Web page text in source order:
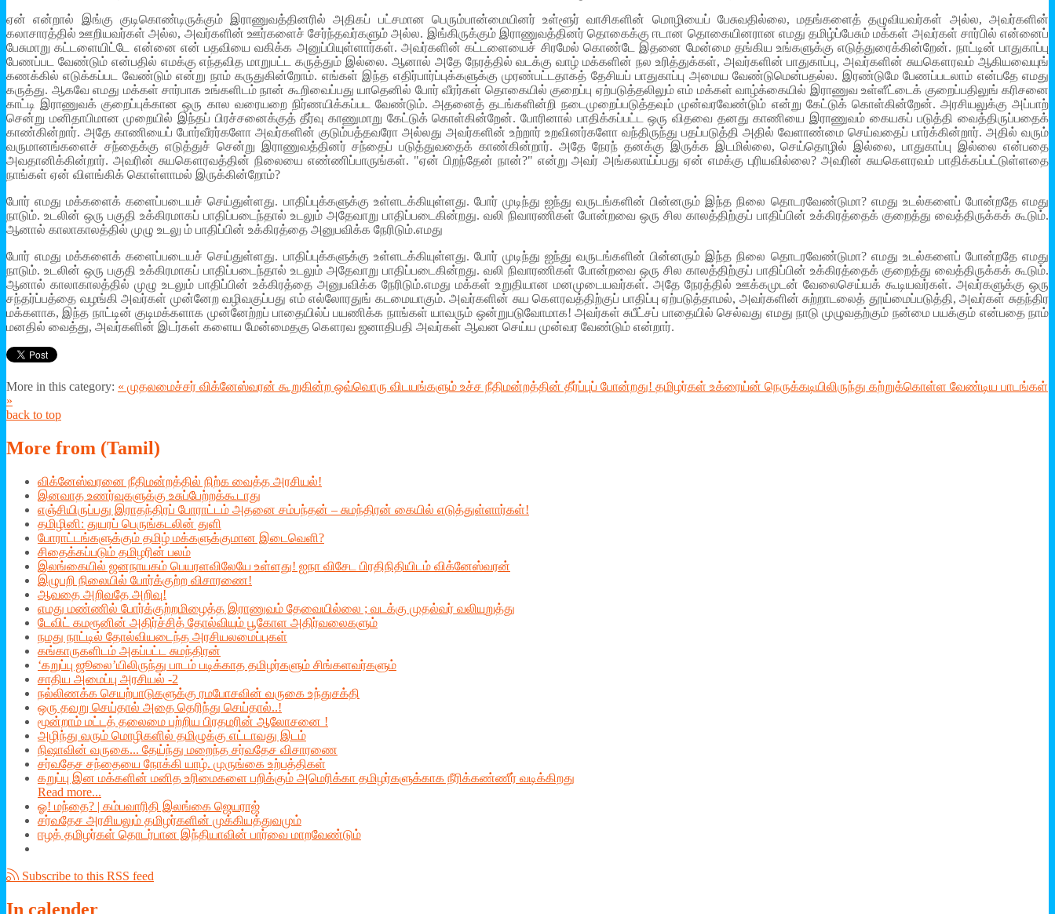
ஏன் என்றால் இங்கு குடிகொண்டிருக்கும் இராணுவத்தினரில் அதிகப் பட்சமான பெரும்பான்மையினர் உள்ளூர் வாசிகளின் மொழியைப் பேசுவதில்லை, மதங்களைத் தழுவியவர்கள் அல்ல, அவர்களின்
கலாசாரத்தில் ஊறியவர்கள் அல்ல, அவர்களின் ஊர்களைச் சேர்ந்தவர்களும் அல்ல. இங்கிருக்கும் இராணுவத்தினர் தொகைக்கு ஈடான தொகையினரான எமது தமிழ்ப்பேசும் மக்கள் அவர்கள் சார்பில் என்னைப்
பேசுமாறு கட்டளையிட்டே என்னை என் பதவியை வகிக்க அனுப்பியுள்ளார்கள். அவர்களின் கட்டளையைச் சிரமேல் கொண்டே இதனை மேன்மை தங்கிய உங்களுக்கு எடுத்துரைக்கின்றேன். நாட்டின் பாதுகாப்பு
பேணப்பட வேண்டும் என்பதில் எமக்கு எந்தவித மாறுபட்ட கருத்தும் இல்லை. ஆனால் அதே நேரத்தில் வடக்கு வாழ் மக்களின் நல உரித்துக்கள், அவர்களின் பாதுகாப்பு, அவர்களின் சுயகௌரவம் ஆகியவையுங்
கணக்கில் எடுக்கப்பட வேண்டும் என்று நாம் கருதுகின்றோம். எங்கள் இந்த எதிர்பார்ப்புக்களுக்கு முரண்பட்டதாகத் தேசியப் பாதுகாப்பு அமைய வேண்டுமென்பதல்ல. இரண்டுமே பேணப்படலாம் என்பதே எமது
கருத்து. ஆகவே எமது மக்கள் சார்பாக உங்களிடம் நான் கூறிவைப்பது யாதெனில் போர் வீரர்கள் தொகையில் குறைப்பு ஏற்படுத்தலிலும் எம் மக்கள் வாழ்க்கையில் இராணுவ உள்ளீட்டைக் குறைப்பதிலுங் கரிசனை
காட்டி இராணுவக் குறைப்புக்கான ஒரு கால வரையறை நிர்ணயிக்கப்பட வேண்டும். அதனைத் தடங்களின்றி நடைமுறைப்படுத்தவும் முன்வரவேண்டும் என்று கேட்டுக் கொள்கின்றேன். அரசியலுக்கு அப்பாற்
சென்று மனிதாபிமான முறையில் இந்தப் பிரச்சனைக்குத் தீர்வு காணுமாறு கேட்டுக் கொள்கின்றேன். போரினால் பாதிக்கப்பட்ட ஒரு விதவை தனது காணியை இராணுவம் கையகப் படுத்தி வைத்திருப்பதைக்
காண்கின்றார். அதே காணியைப் போர்வீரர்களோ அவர்களின் குடும்பத்தவரோ அல்லது அவர்களின் உற்றார் உறவினர்களோ வந்திருந்து பதப்படுத்தி அதில் வேளாண்மை செய்வதைப் பார்க்கின்றார். அதில் வரும்
வருமானங்களைச் சந்தைக்கு எடுத்துச் சென்று இராணுவத்தினர் சந்தைப் படுத்துவதைக் காண்கின்றார். அதே நேரந் தனக்கு இருக்க இடமில்லை, செய்தொழில் இல்லை, பாதுகாப்பு இல்லை என்பதை
அவதானிக்கின்றார். அவரின் சுயகௌரவத்தின் நிலையை எண்ணிப்பாருங்கள். "ஏன் பிறந்தேன் நான்?" என்று அவர் அங்கலாய்ப்பது ஏன் எமக்கு புரியவில்லை? அவரின் சுயகௌரவம் பாதிக்கப்பட்டுள்ளதை
நாங்கள் ஏன் விளங்கிக் கொள்ளாமல் இருக்கின்றோம்?
போர் எமது மக்களைக் களைப்படையச் செய்துள்ளது. பாதிப்புக்களுக்கு உள்ளடக்கியுள்ளது. போர் முடிந்து ஐந்து வருடங்களின் பின்னரும் இந்த நிலை தொடரவேண்டுமா? எமது உடல்களைப் போன்றதே எமது
நாடும். உடலின் ஒரு பகுதி உக்கிரமாகப் பாதிப்படைந்தால் உடலும் அதேவாறு பாதிப்படைகின்றது. வலி நிவாரணிகள் போன்றவை ஒரு சில காலத்திற்குப் பாதிப்பின் உக்கிரத்தைக் குறைத்து வைத்திருக்கக் கூடும்.
ஆனால் காலாகாலத்தில் முழு உடலு ம் பாதிப்பின் உக்கிரத்தை அனுபவிக்க நேரிடும்.எமது
போர் எமது மக்களைக் களைப்படையச் செய்துள்ளது. பாதிப்புக்களுக்கு உள்ளடக்கியுள்ளது. போர் முடிந்து ஐந்து வருடங்களின் பின்னரும் இந்த நிலை தொடரவேண்டுமா? எமது உடல்களைப் போன்றதே எமது
நாடும். உடலின் ஒரு பகுதி உக்கிரமாகப் பாதிப்படைந்தால் உடலும் அதேவாறு பாதிப்படைகின்றது. வலி நிவாரணிகள் போன்றவை ஒரு சில காலத்திற்குப் பாதிப்பின் உக்கிரத்தைக் குறைத்து வைத்திருக்கக் கூடும்.
ஆனால் காலாகாலத்தில் முழு உடலும் பாதிப்பின் உக்கிரத்தை அனுபவிக்க நேரிடும்.எமது மக்கள் உறுதியான மனமுடையவர்கள். அதே நேரத்தில் ஊக்கமுடன் வேலைசெய்யக் கூடியவர்கள். அவர்களுக்கு ஒரு
சந்தர்ப்பத்தை வழங்கி அவர்கள் முன்னேற வழிவகுப்பது எம் எல்லோரதுங் கடமையாகும். அவர்களின் சுய கௌரவத்திற்குப் பாதிப்பு ஏற்படுத்தாமல், அவர்களின் சுற்றாடலைத் தூய்மைப்படுத்தி, அவர்கள் சுதந்திர
மக்களாக, இந்த நாட்டின் குடிமக்களாக முன்னேற்றப் பாதையில்ப் பயணிக்க நாங்கள் யாவரும் ஒன்றுபடுவோமாக! அவர்கள் சுபீட்சப் பாதையில் செல்வது எமது நாடு முழுவதற்கும் நன்மை பயக்கும் என்பதை நாம்
மனதில் வைத்து, அவர்களின் இடர்கள் களைய மேன்மைதகு கௌரவ ஜனாதிபதி அவர்கள் ஆவன செய்ய முன்வர வேண்டும் என்றார்.
More in this category: « முதலமைச்சர் விக்னேஸ்வரன் கூறுகின்ற ஒவ்வொரு விடயங்களும் உச்ச நீதிமன்றத்தின் தீர்ப்புப் போன்றது! தமிழர்கள் உக்ரைய்ன் நெருக்கடியிலிருந்து கற்றுக்கொள்ள வேண்டிய பாடங்கள்
»
back to top
More from (Tamil)
விக்னேஸ்வரனை நீதிமன்றத்தில் நிற்க வைத்த அரசியல்!
இனவாத உணர்வுகளுக்கு உசுப்பேற்றக்கூடாது
எஞ்சியிருப்பது இராதந்திரப் போராட்டம் அதனை சம்பந்தன் – சுமந்திரன் கையில் எடுத்துள்ளார்கள்!
தமிழினி: துயரப் பெருங்கடலின் துளி
போராட்டங்களுக்கும் தமிழ் மக்களுக்குமான இடைவெளி?
சிதைக்கப்படும் தமிழரின் பலம்
இலங்கையில் ஜனநாயகம் பெயரளவிலேயே உள்ளது! ஐநா விசேட பிரதிநிதியிடம் விக்னேஸ்வரன்
இழுபறி நிலையில் போர்க்குற்ற விசாரணை!
ஆவதை அறிவதே அறிவு!
எமது மண்ணில் போர்க்குற்றமிழைத்த இராணுவம் தேவையில்லை ; வடக்கு முதல்வர் வலியுறுத்து
டேவிட் கமரூனின் அதிர்ச்சித் தோல்வியும் பூகோள அதிர்வலைகளும்
நமது நாட்டில் தோல்வியடைந்த அரசியலமைப்புகள்
கங்காருகளிடம் அகப்பட்ட சுமந்திரன்
‘கறுப்பு ஜூலை’யிலிருந்து பாடம் படிக்காத தமிழர்களும் சிங்களவர்களும்
சாதிய அமைப்பு அரசியல் -2
நல்லிணக்க செயற்பாடுகளுக்கு ரமபோசவின் வருகை உந்துசக்தி
ஒரு தவறு செய்தால் அதை தெரிந்து செய்தால்..!
மூன்றாம் மட்டத் தலைமை பற்றிய பிரதமரின் ஆலோசனை !
அழிந்து வரும் மொழிகளில் தமிழுக்கு எட்டாவது இடம்
நிஷாவின் வருகை... தேய்ந்து மறைந்த சர்வதேச விசாரணை
சர்வதேச சந்தையை நோக்கி யாழ். முருங்கை உற்பத்திகள்
கறுப்பு இன மக்களின் மனித உரிமைகளை பறிக்கும் அமெரிக்கா தமிழர்களுக்காக நீரிக்கண்ணீர் வடிக்கிறது
Read more...
ஓ! மந்தை? | கம்பவாரிதி இலங்கை ஜெயராஜ்
சர்வதேச அரசியலும் தமிழர்களின் முக்கியத்துவமும்
ஈழத் தமிழர்கள் தொடர்பான இந்தியாவின் பார்வை மாறவேண்டும்
Subscribe to this RSS feed
In calender